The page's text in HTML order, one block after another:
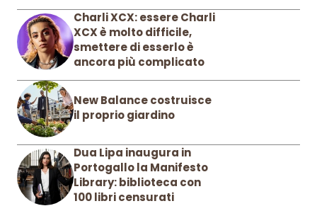
Charli XCX: essere Charli
XCX è molto difficile,
smettere di esserlo è
ancora più complicato
New Balance costruisce
il proprio giardino
Dua Lipa inaugura in
Portogallo la Manifesto
Library: biblioteca con
100 libri censurati